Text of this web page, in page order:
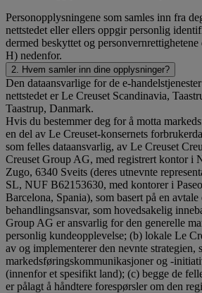
Personopplysningene som samles inn fra
nettstedet eller ellers oppgir personlig
dermed beskyttet og
H) nedenfor.
2. Hvem samler inn dine opplysninger?
Den dataansvarlige for de e-
nettstedet er Le Creuset Scandinavia,
Taastrup, Danmark.
Hvis du bestemmer deg for å motta
en del av Le Creuset-konsernets
som felles dataansvarlig, av Le Creuset
Creuset Group AG, med registrert kontor i
Zugo, 6340 Sveits (deres utnevnte
SL, NUF B62153630, med kontorer i
Barcelona, Spania), som basert på en
behandlingsansvar, som hovedsakelig
Group AG er ansvarlig for den generelle
personlig kundeopplevelse; (b) lokale Le
av og implementerer den nevnte strategien,
markedsføringskommunikasjoner og -
(innenfor et spesifikt land); (c) begge de
er pålagt å håndtere forespørsler om den